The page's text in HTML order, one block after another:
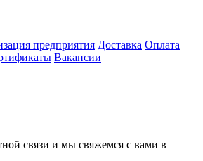
предприятия Доставка Оплата
Вакансии
связи и мы свяжемся с вами в